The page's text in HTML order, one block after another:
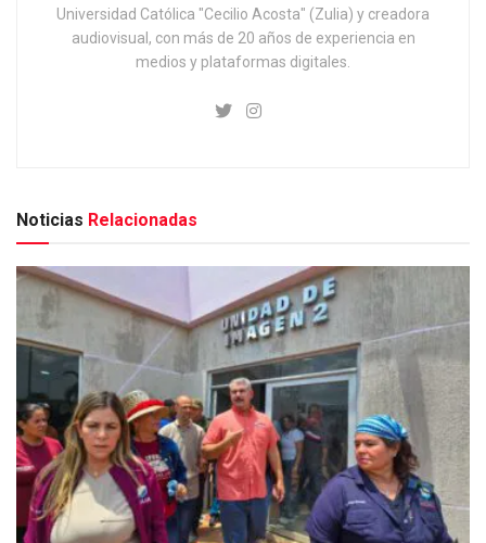
Universidad Católica "Cecilio Acosta" (Zulia) y creadora
audiovisual, con más de 20 años de experiencia en
medios y plataformas digitales.
Noticias Relacionadas